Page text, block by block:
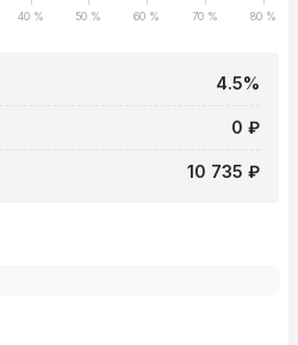
40 % 50 % 60 % 70 % 80 %
4.5%
0 ₽
10 735 ₽